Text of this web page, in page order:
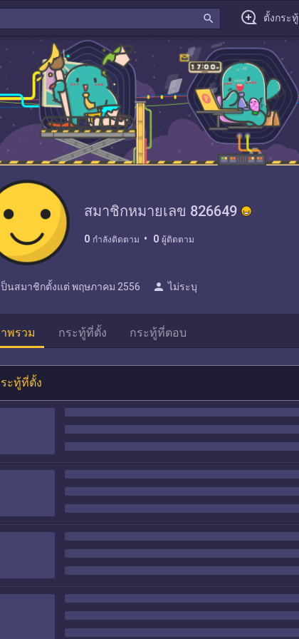
search ตั้งกระทู้
สมาชิกหมายเลข 826649
0 กำลังติดตาม 0 ผู้ติดตาม
ป็นสมาชิกตั้งแต่ พฤษภาคม 2556 person ไม่ระบุ
พรวม กระทู้ที่ตั้ง กระทู้ที่ตอบ
ะทู้ที่ตั้ง